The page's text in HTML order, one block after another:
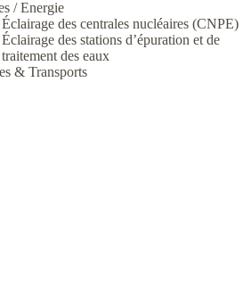
/ Energie
Éclairage des centrales nucléaires (CNPE)
Éclairage des stations d’épuration et de
traitement des eaux
& Transports